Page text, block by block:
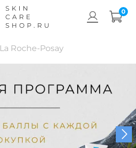
0
La Roche-Posay